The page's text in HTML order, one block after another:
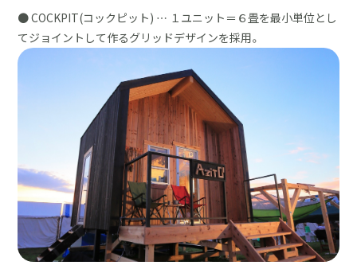
● COCKPIT(コックピット) … １ユニット＝６畳を最小単位とし
てジョイントして作るグリッドデザインを採用。